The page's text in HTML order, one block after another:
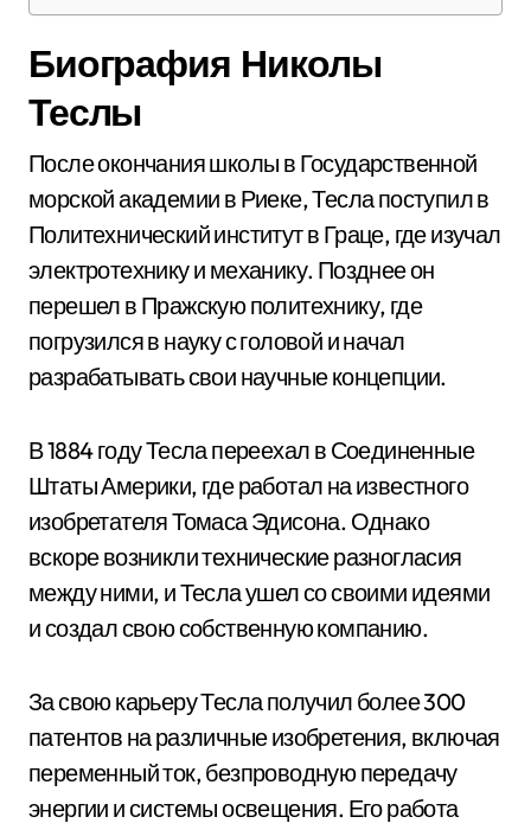
Биография Николы
Теслы
После окончания школы в Государственной
морской академии в Риеке, Тесла поступил в
Политехнический институт в Граце, где изучал
электротехнику и механику. Позднее он
перешел в Пражскую политехнику, где
погрузился в науку с головой и начал
разрабатывать свои научные концепции.
В 1884 году Тесла переехал в Соединенные
Штаты Америки, где работал на известного
изобретателя Томаса Эдисона. Однако
вскоре возникли технические разногласия
между ними, и Тесла ушел со своими идеями
и создал свою собственную компанию.
За свою карьеру Тесла получил более 300
патентов на различные изобретения, включая
переменный ток, безпроводную передачу
энергии и системы освещения. Его работа